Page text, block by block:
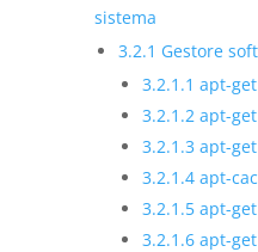
sistema
3.2.1 Gestore
3.2.1.1 apt-
3.2.1.2 apt-
3.2.1.3 apt-
3.2.1.4 apt-
3.2.1.5 apt-
3.2.1.6 apt-